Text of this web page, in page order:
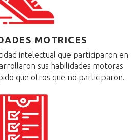
MOTRICES
intelectual que participaron en
sus habilidades motoras
que otros que no participaron.